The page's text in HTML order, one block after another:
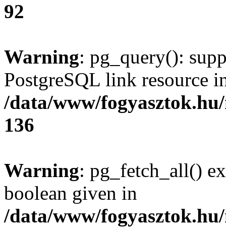
92
Warning: pg_query():
PostgreSQL link resource
/data/www/
136
Warning: pg_fetch_all()
boolean given in
/data/www/